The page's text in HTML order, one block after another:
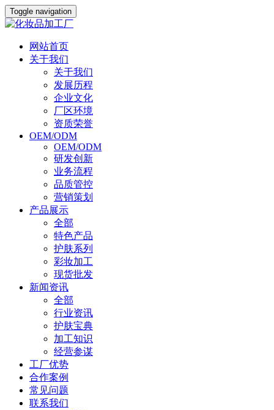
Toggle navigation
网站首页
关于我们
关于我们
发展历程
企业文化
厂区环境
资质荣誉
OEM/ODM
OEM/ODM
研发创新
业务流程
品质管控
营销策划
产品展示
全部
特色产品
护肤系列
彩妆加工
现货批发
新闻资讯
全部
行业资讯
护肤宝典
加工知识
经营参谋
工厂优势
合作案例
常见问题
联系我们